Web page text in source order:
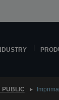
PUBLIC